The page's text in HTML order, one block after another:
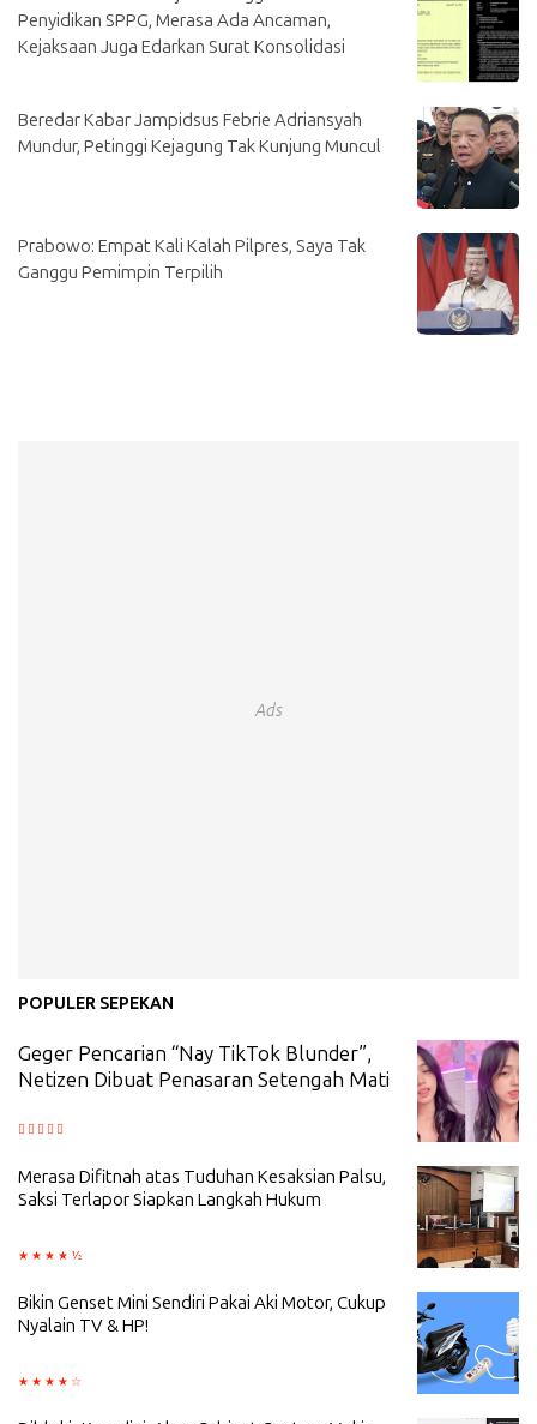
Penyidikan SPPG, Merasa Ada Ancaman,
Kejaksaan Juga Edarkan Surat Konsolidasi
Beredar Kabar Jampidsus Febrie Adriansyah
Mundur, Petinggi Kejagung Tak Kunjung Muncul
Prabowo: Empat Kali Kalah Pilpres, Saya Tak
Ganggu Pemimpin Terpilih
Ads
POPULER SEPEKAN
Geger Pencarian “Nay TikTok Blunder”,
Netizen Dibuat Penasaran Setengah Mati
Merasa Difitnah atas Tuduhan Kesaksian Palsu,
Saksi Terlapor Siapkan Langkah Hukum
Bikin Genset Mini Sendiri Pakai Aki Motor, Cukup
Nyalain TV & HP!